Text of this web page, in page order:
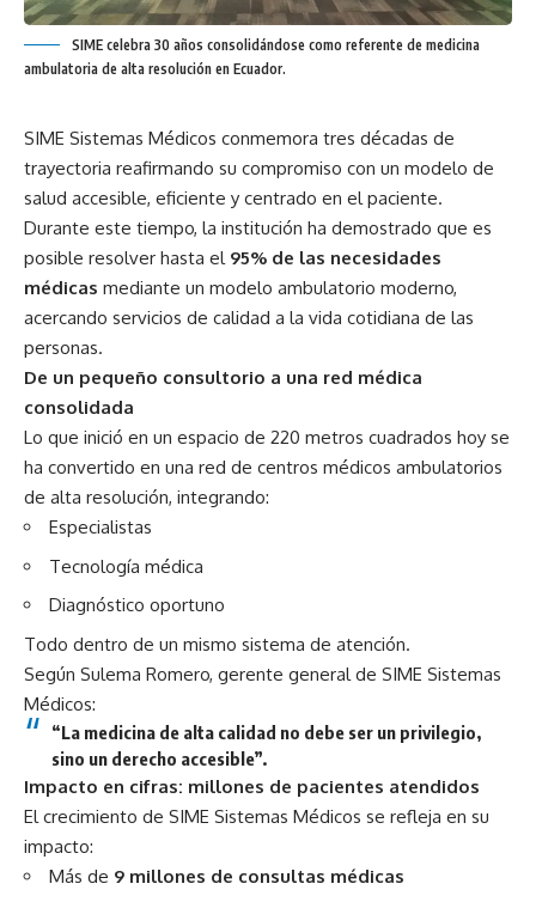
SIME celebra 30 años consolidándose como referente de medicina
ambulatoria de alta resolución en Ecuador.
SIME Sistemas Médicos conmemora tres décadas de
trayectoria reafirmando su compromiso con un modelo de
salud accesible, eficiente y centrado en el paciente.
Durante este tiempo, la institución ha demostrado que es
posible resolver hasta el 95% de las necesidades
médicas mediante un modelo ambulatorio moderno,
acercando servicios de calidad a la vida cotidiana de las
personas.
De un pequeño consultorio a una red médica
consolidada
Lo que inició en un espacio de 220 metros cuadrados hoy se
ha convertido en una red de centros médicos ambulatorios
de alta resolución, integrando:
Especialistas
Tecnología médica
Diagnóstico oportuno
Todo dentro de un mismo sistema de atención.
Según Sulema Romero, gerente general de SIME Sistemas
Médicos:
“La medicina de alta calidad no debe ser un privilegio,
sino un derecho accesible”.
Impacto en cifras: millones de pacientes atendidos
El crecimiento de SIME Sistemas Médicos se refleja en su
impacto:
Más de 9 millones de consultas médicas